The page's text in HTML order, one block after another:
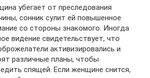
убегает от преследования
сонник сулит ей повышенное
со стороны знакомого. Иногда
видение свидетельствует, что
активизировались и
различные планы, чтобы
спящей. Если женщине снится,